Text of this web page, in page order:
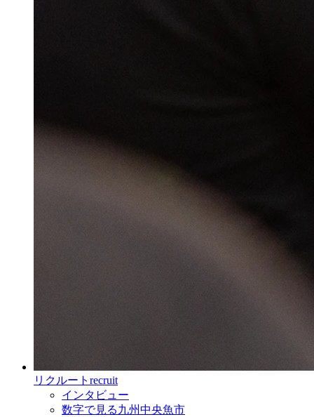
リクルート recruit
インタビュー
数字で見る九州中央魚市